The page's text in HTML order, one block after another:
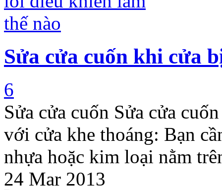
Sửa cửa cuốn khi cửa
6
Sửa cửa cuốn Sửa cửa
với cửa khe thoáng: Bạn
nhựa hoặc kim loại nằm
24 Mar 2013